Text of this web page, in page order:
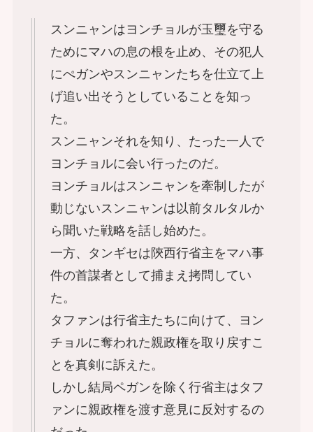
スンニャンはヨンチョルが玉璽を守る
ためにマハの息の根を止め、その犯人
にぺガンやスンニャンたちを仕立て上
げ追い出そうとしていることを知っ
た。
スンニャンそれを知り、たった一人で
ヨンチョルに会い行ったのだ。
ヨンチョルはスンニャンを牽制したが
動じないスンニャンは以前タルタルか
ら聞いた戦略を話し始めた。
一方、タンギセは陝西行省主をマハ事
件の首謀者として捕まえ拷問してい
た。
タファンは行省主たちに向けて、ヨン
チョルに奪われた親政権を取り戻すこ
とを真剣に訴えた。
しかし結局ペガンを除く行省主はタフ
ァンに親政権を渡す意見に反対するの